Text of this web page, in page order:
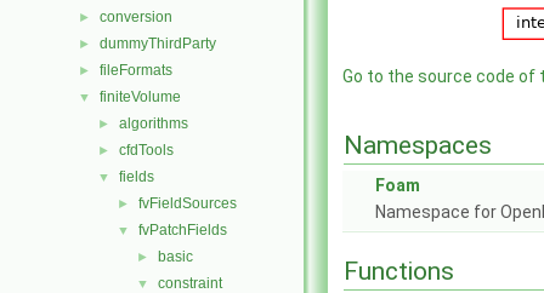
► conversion
► dummyThirdParty
► fileFormats
▼ finiteVolume
► algorithms
► cfdTools
▼ fields
► fvFieldSources
▼ fvPatchFields
► basic
▼ constraint
Go to the source code of
Namespaces
Foam
Namespace for
Functions